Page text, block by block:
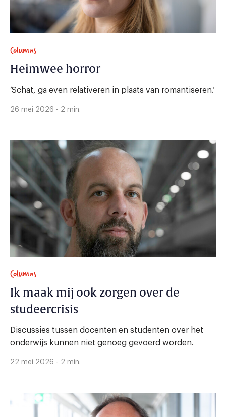
Columns
Heimwee horror
‘Schat, ga even relativeren in plaats van romantiseren.’
26 mei 2026 - 2 min.
Columns
Ik maak mij ook zorgen over de
studeercrisis
Discussies tussen docenten en studenten over het
onderwijs kunnen niet genoeg gevoerd worden.
22 mei 2026 - 2 min.